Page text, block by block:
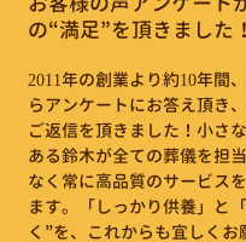
の“満足”を頂きました！
2011年の創業より約10年間
らアンケートにお答え頂き
ご返信を頂きました！小さ
ある鈴木が全ての葬儀を担
なく常に高品質のサービス
ます。「しっかり供養」と
く”を、これからも宜しくお